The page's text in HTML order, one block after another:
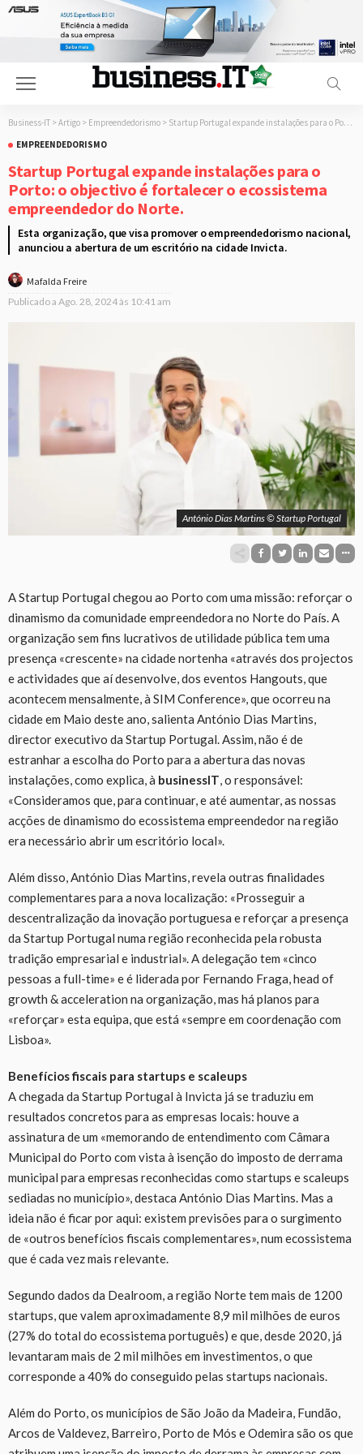
Business-IT > Artigo > Empreendedorismo > Startup Portugal expande instalações para o Porto: o objectivo é fortalecer o ecossistema empreendedor do Norte.
EMPREENDEDORISMO
Startup Portugal expande instalações para o
Porto: o objectivo é fortalecer o ecossistema
empreendedor do Norte.
Esta organização, que visa promover o empreendedorismo nacional,
anunciou a abertura de um escritório na cidade Invicta.
Mafalda Freire
Publicado a Ago. 28, 2024 às 10:41 am
António Dias Martins © Startup Portugal
A Startup Portugal chegou ao Porto com uma missão: reforçar o
dinamismo da comunidade empreendedora no Norte do País. A
organização sem fins lucrativos de utilidade pública tem uma
presença «crescente» na cidade nortenha «através dos projectos
e actividades que aí desenvolve, dos eventos Hangouts, que
acontecem mensalmente, à SIM Conference», que ocorreu na
cidade em Maio deste ano, salienta António Dias Martins,
director executivo da Startup Portugal. Assim, não é de
estranhar a escolha do Porto para a abertura das novas
instalações, como explica, à businessIT, o responsável:
«Consideramos que, para continuar, e até aumentar, as nossas
acções de dinamismo do ecossistema empreendedor na região
era necessário abrir um escritório local».
Além disso, António Dias Martins, revela outras finalidades
complementares para a nova localização: «Prosseguir a
descentralização da inovação portuguesa e reforçar a presença
da Startup Portugal numa região reconhecida pela robusta
tradição empresarial e industrial». A delegação tem «cinco
pessoas a full-time» e é liderada por Fernando Fraga, head of
growth & acceleration na organização, mas há planos para
«reforçar» esta equipa, que está «sempre em coordenação com
Lisboa».
Benefícios fiscais para startups e scaleups
A chegada da Startup Portugal à Invicta já se traduziu em
resultados concretos para as empresas locais: houve a
assinatura de um «memorando de entendimento com Câmara
Municipal do Porto com vista à isenção do imposto de derrama
municipal para empresas reconhecidas como startups e scaleups
sediadas no município», destaca António Dias Martins. Mas a
ideia não é ficar por aqui: existem previsões para o surgimento
de «outros benefícios fiscais complementares», num ecossistema
que é cada vez mais relevante.
Segundo dados da Dealroom, a região Norte tem mais de 1200
startups, que valem aproximadamente 8,9 mil milhões de euros
(27% do total do ecossistema português) e que, desde 2020, já
levantaram mais de 2 mil milhões em investimentos, o que
corresponde a 40% do conseguido pelas startups nacionais.
Além do Porto, os municípios de São João da Madeira, Fundão,
Arcos de Valdevez, Barreiro, Porto de Mós e Odemira são os que